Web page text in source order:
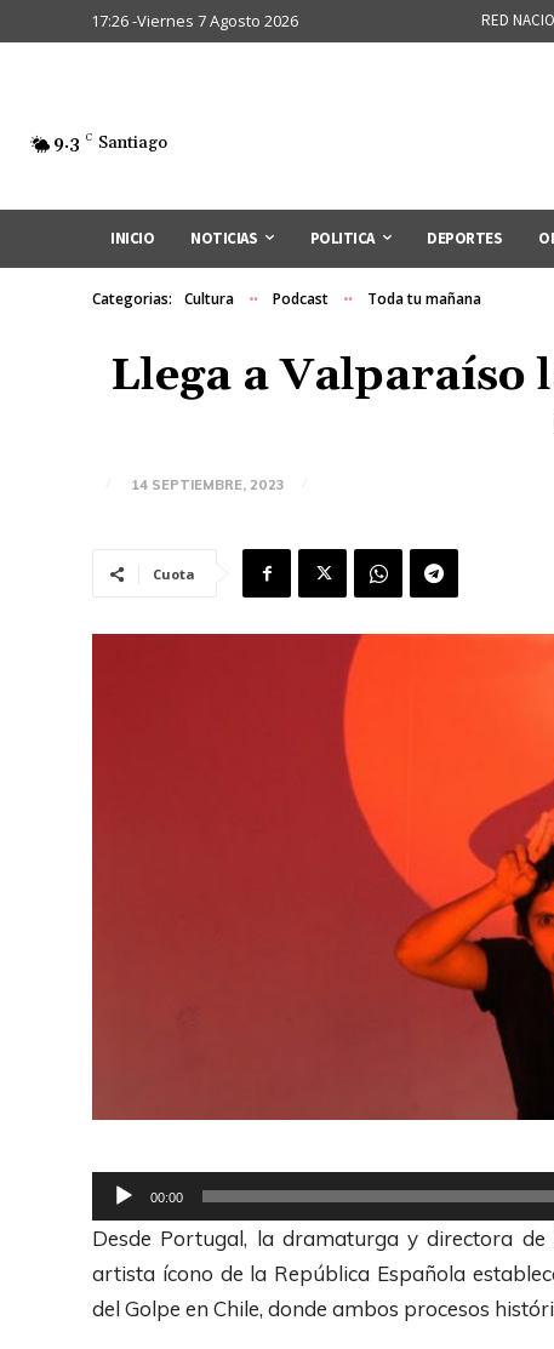
17:26 -Viernes 7 Agosto 2026 RED
9.3 C Santiago
INICIO NOTICIAS POLITICA DEPORTES
Categorias: Cultura Podcast Toda tu mañana
Llega a Valparaíso
14 SEPTIEMBRE, 2023
Cuota
e
00:00
Desde Portugal, la dramaturga y directora
artista ícono de la República Española
del Golpe en Chile, donde ambos procesos